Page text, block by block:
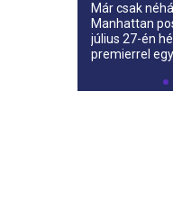
Már csak
Manhattan
július 27-én
premierrel
City